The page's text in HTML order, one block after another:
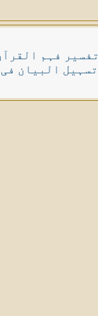
تفسیر فہم
تسہیل البیان